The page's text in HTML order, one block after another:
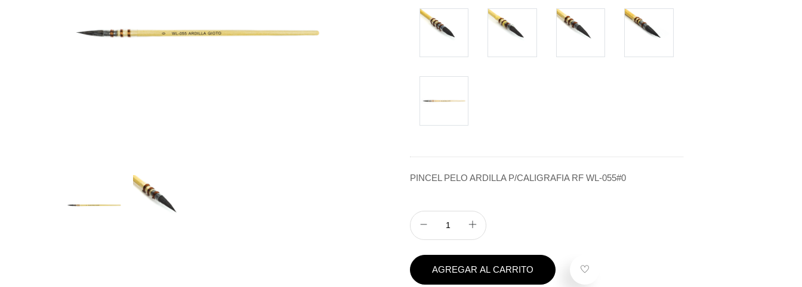
PINCEL PELO ARDILLA P/CALIGRAFIA RF WL-055#0
AGREGAR AL CARRITO